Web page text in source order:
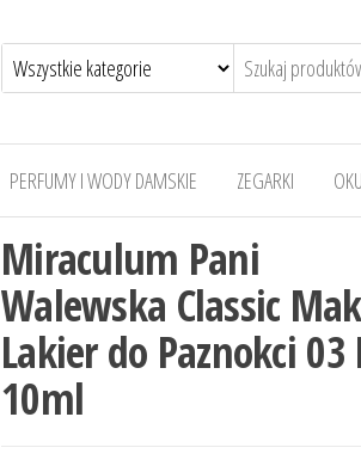
PERFUMY I WODY DAMSKIE ZEGARKI
Miraculum Pani
Walewska Classic
Lakier do Paznokci 03
10ml